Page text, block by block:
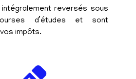
reversés sous
d’études et sont
impôts.